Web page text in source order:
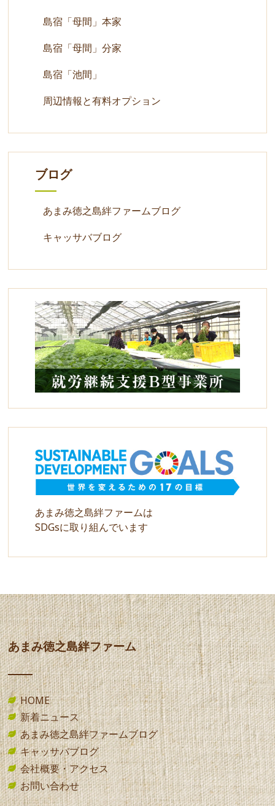
島宿「母間」本家
島宿「母間」分家
島宿「池間」
周辺情報と有料オプション
ブログ
あまみ徳之島絆ファームブログ
キャッサバブログ
あまみ徳之島絆ファームは
SDGsに取り組んでいます
あまみ徳之島絆ファーム
HOME
新着ニュース
あまみ徳之島絆ファームブログ
キャッサバブログ
会社概要・アクセス
お問い合わせ